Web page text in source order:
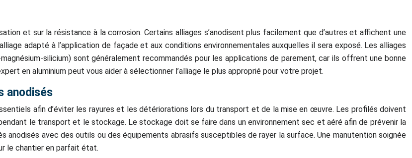
et sur la résistance à la corrosion. Certains alliages s’anodisent plus facilement que d’autres et affichent une
adapté à l’application de façade et aux conditions environnementales auxquelles il sera exposé. Les alliages
silicium) sont généralement recommandés pour les applications de parement, car ils offrent une bonne
en aluminium peut vous aider à sélectionner l’alliage le plus approprié pour votre projet.
anodisés
afin d’éviter les rayures et les détériorations lors du transport et de la mise en œuvre. Les profilés doivent
le transport et le stockage. Le stockage doit se faire dans un environnement sec et aéré afin de prévenir la
anodisés avec des outils ou des équipements abrasifs susceptibles de rayer la surface. Une manutention soignée
le chantier en parfait état.